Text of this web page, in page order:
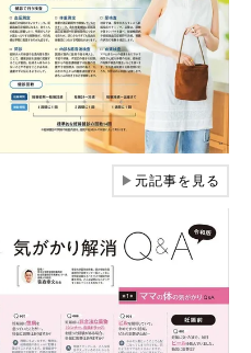
▶元記事を見る